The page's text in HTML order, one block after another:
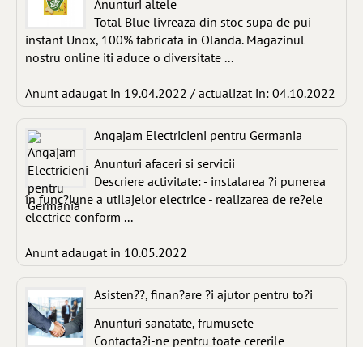
Anunturi altele
Total Blue livreaza din stoc supa de pui
instant Unox, 100% fabricata in Olanda. Magazinul
nostru online iti aduce o diversitate ...
Anunt adaugat in 19.04.2022 / actualizat in: 04.10.2022
Angajam Electricieni pentru Germania
Anunturi afaceri si servicii
Descriere activitate: - instalarea ?i punerea
în func?iune a utilajelor electrice - realizarea de re?ele
electrice conform ...
Anunt adaugat in 10.05.2022
Asisten??, finan?are ?i ajutor pentru to?i
Anunturi sanatate, frumusete
Contacta?i-ne pentru toate cererile